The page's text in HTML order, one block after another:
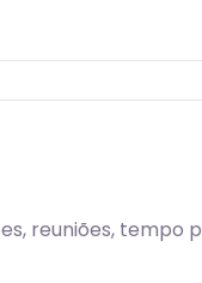
reuniões, tempo